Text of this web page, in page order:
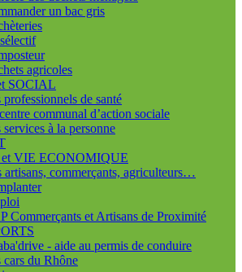
un bac gris
agricoles
SOCIAL
professionnels de santé
communal d’action sociale
services à la personne
VIE ECONOMIQUE
artisans, commerçants, agriculteurs…
Commerçants et Artisans de Proximité
- aide au permis de conduire
cars du Rhône